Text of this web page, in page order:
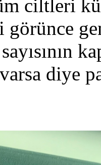
ciltleri
varsa diye